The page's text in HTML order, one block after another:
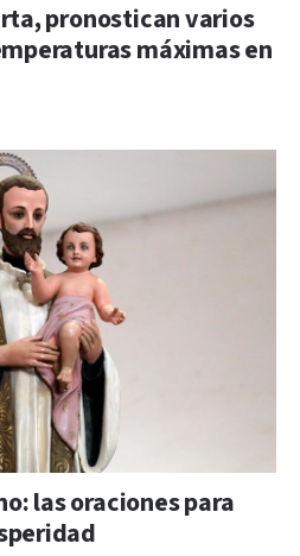
pronostican varios
máximas en
las oraciones para